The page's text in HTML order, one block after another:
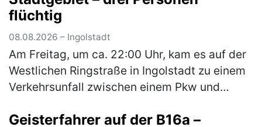
flüchtig
08.08.2026 – Ingolstadt
Am Freitag, um ca. 22:00 Uhr, kam es auf der
Westlichen Ringstraße in Ingolstadt zu einem
Verkehrsunfall zwischen einem Pkw und
Motorradfahrer schwer verletzt. Nach bi…
Geisterfahrer auf der B16a –